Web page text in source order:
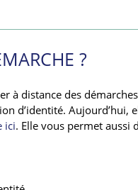
?
à distance des
d’identité. Aujourd’hui,
ici. Elle vous permet aussi